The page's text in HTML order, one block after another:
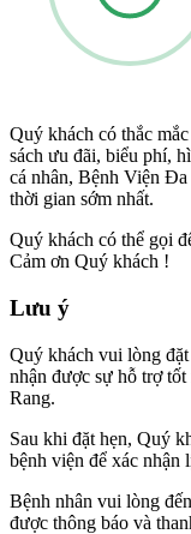
Quý khách có thắc
sách ưu đãi, biểu phí,
cá nhân, Bệnh Viện
thời gian sớm nhất.
Quý khách có thể gọi
Cảm ơn Quý khách !
Lưu ý
Quý khách vui lòng
nhận được sự hỗ trợ
Rang.
Sau khi đặt hẹn, Quý
bệnh viện để xác nhận
Bệnh nhân vui lòng
được thông báo và